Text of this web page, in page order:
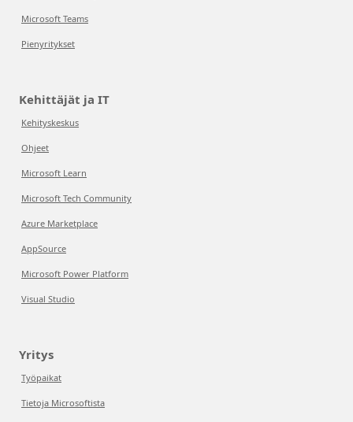
Microsoft Teams
Pienyritykset
Kehittäjät ja IT
Kehityskeskus
Ohjeet
Microsoft Learn
Microsoft Tech Community
Azure Marketplace
AppSource
Microsoft Power Platform
Visual Studio
Yritys
Työpaikat
Tietoja Microsoftista